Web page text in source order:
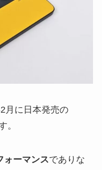
月に日本発売の
。
ォーマンスでありな